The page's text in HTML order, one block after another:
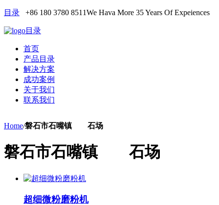
目录 +86 180 3780 8511We Hava More 35 Years Of Expeiences
目录
首页
产品目录
解决方案
成功案例
关于我们
联系我们
Home/磐石市石嘴镇 石场
磐石市石嘴镇 石场
超细微粉磨粉机